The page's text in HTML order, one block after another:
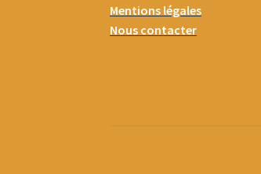
Mentions légales
Nous contacter